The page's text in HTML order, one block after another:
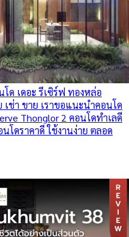
ด เดอะ รีเซิร์ฟ ทองหล่อ
ช่า ขาย เราขอแนะนำคอนโด
Thonglor 2 คอนโดทำเลดี
โดราคาดี ใช้งานง่าย ตลอด